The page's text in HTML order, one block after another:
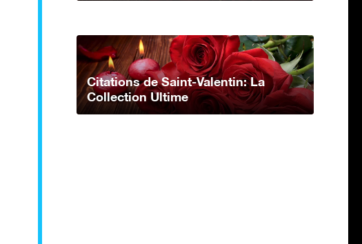
Citations de Saint-Valentin: La
Collection Ultime